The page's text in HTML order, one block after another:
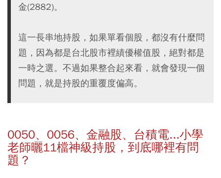
金(2882)。
這一長串地持股，如果單看個股，都沒有什麼問
題，因為都是台北股市裡績優權值股，絕對都是
一時之選。不過如果整合起來看，就會發現一個
問題，就是持股的重覆度偏高。
0050、0056、金融股、台積電...小學
老師曬11檔神級持股，到底哪裡有問
題？